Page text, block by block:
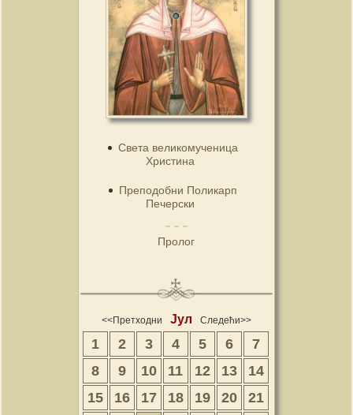
Света великомученица
Христина
Преподобни Поликарп
Печерски
Пролог
<<Претходни Јул Следећи>>
1 2 3 4 5 6
7
8
9 10 11 12 13
14
15
16 17 18 19 20
21